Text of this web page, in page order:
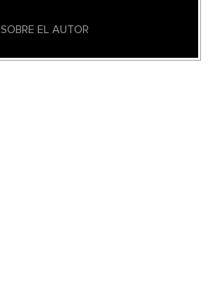
SOBRE EL AUTOR